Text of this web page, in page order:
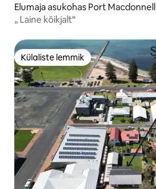
Elumaja asukohas Port Macdonnell
„ Laine kõikjalt“
Külaliste lemmik
Külaliste lemmik